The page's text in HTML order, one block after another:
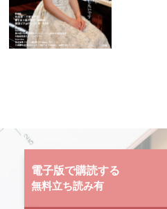
電子版で購読する
無料立ち読み有